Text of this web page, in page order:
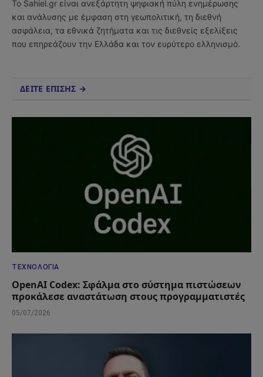
Το Sahiel.gr είναι ανεξάρτητη ψηφιακή πύλη ενημέρωσης
και ανάλυσης με έμφαση στη γεωπολιτική, τη διεθνή
ασφάλεια, τα εθνικά ζητήματα και τις διεθνείς εξελίξεις
που επηρεάζουν την Ελλάδα και τον ευρύτερο ελληνισμό.
ΔΕΙΤΕ ΕΠΙΣΗΣ →
ΤΕΧΝΟΛΟΓΊΑ
OpenAI Codex: Σφάλμα στο σύστημα πιστώσεων
προκάλεσε αναστάτωση στους προγραμματιστές
05/07/2026